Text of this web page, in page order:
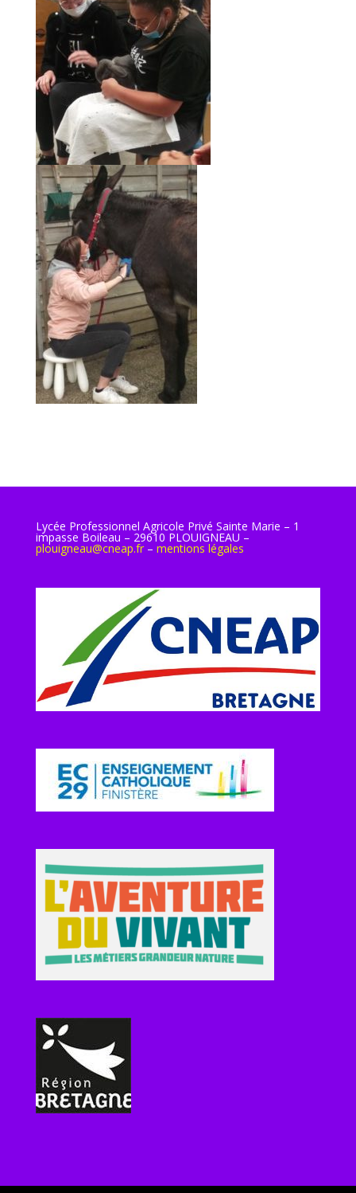
Lycée Professionnel Agricole Privé Sainte Marie – 1
impasse Boileau – 29610 PLOUIGNEAU –
plouigneau@cneap.fr– mentions légales